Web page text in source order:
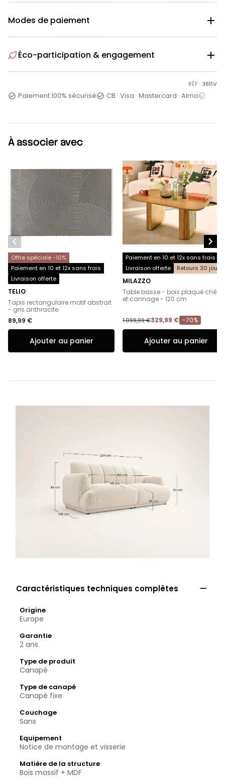
Modes de paiement 
Éco-participation & engagement 
RÉF : 3611V
 Paiement 100% sécurisé CB · Visa · Mastercard · Alma
À associer avec
Offre spéciale -10%
Paiement en 10 et 12x sans frais
Livraison offerte
TELIO
-
Tapis rectangulaire motif abstrait
- gris anthracite
89,99 €
Ajouter au panier
Paiement en 10 et 12x sans frais
Livraison offerte
Retours 30 jours
MILAZZO
-
Table basse - bois plaqué chêne
et cannage - 120 cm
1 099,99 €329,99 € -70%
Ajouter au panier
 
Caractéristiques techniques complètes 
Origine
Europe
Garantie
2 ans
Type de produit
Canapé
Type de canapé
Canapé fixe
Couchage
Sans
Equipement
Notice de montage et visserie
Matière de la structure
Bois massif + MDF